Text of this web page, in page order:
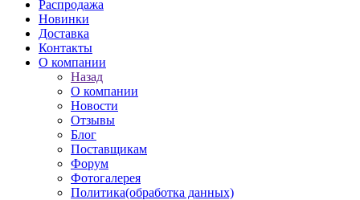
Распродажа
Новинки
Доставка
Контакты
О компании
Назад
О компании
Новости
Отзывы
Блог
Поставщикам
Форум
Фотогалерея
Политика(обработка данных)